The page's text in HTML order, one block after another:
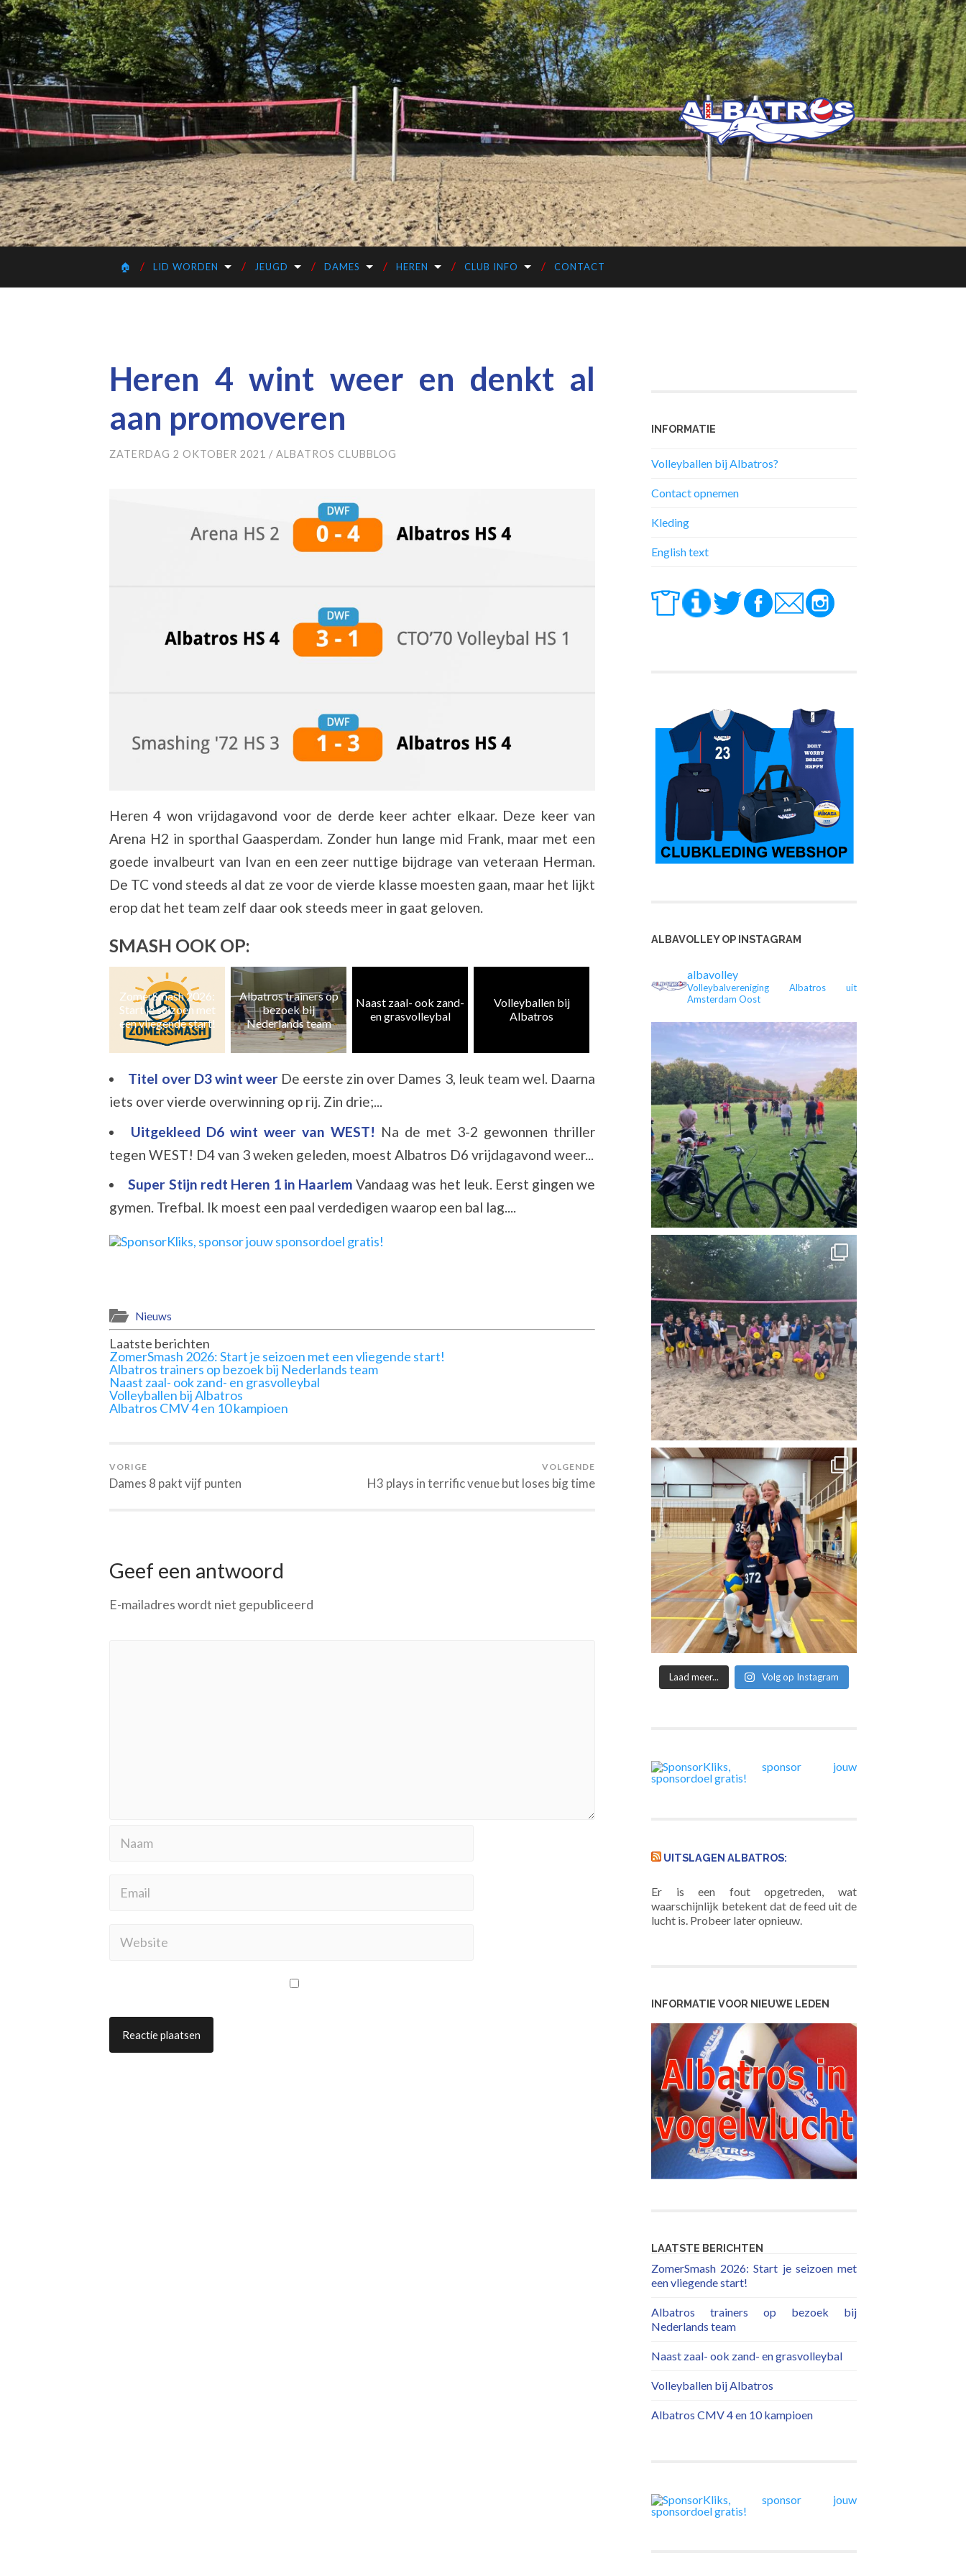
🏠 LID WORDEN JEUGD DAMES HEREN CLUB INFO CONTACT
Heren 4 wint weer en denkt al
aan promoveren
ZATERDAG 2 OKTOBER 2021 / ALBATROS CLUBBLOG
Heren 4 won vrijdagavond voor de derde keer achter elkaar. Deze keer van
Arena H2 in sporthal Gaasperdam. Zonder hun lange mid Frank, maar met een
goede invalbeurt van Ivan en een zeer nuttige bijdrage van veteraan Herman.
De TC vond steeds al dat ze voor de vierde klasse moesten gaan, maar het lijkt
erop dat het team zelf daar ook steeds meer in gaat geloven.
SMASH OOK OP:
Albatros trainers op
bezoek bij
Nederlands team
Naast zaal- ook zand-
en grasvolleybal
Volleyballen bij
Albatros
Albatros CMV 4 en
10 kampioen
Heren 5 kampioen en
klasse
Eveline stopt na 36
Heren 3 is kampioen,
Titel over D3 wint weer De eerste zin over Dames 3, leuk team wel. Daarna
iets over vierde overwinning op rij. Zin drie;...
Uitgekleed D6 wint weer van WEST! Na de met 3-2 gewonnen thriller
tegen WEST! D4 van 3 weken geleden, moest Albatros D6 vrijdagavond weer...
Super Stijn redt Heren 1 in HaarlemVandaag was het leuk. Eerst gingen we
gymen. Trefbal. Ik moest een paal verdedigen waarop een bal lag....
Nieuws
Laatste berichten
ZomerSmash 2026: Start je seizoen met een vliegende start!
Albatros trainers op bezoek bij Nederlands team
Naast zaal- ook zand- en grasvolleybal
Volleyballen bij Albatros
Albatros CMV 4 en 10 kampioen
VORIGE
Dames 8 pakt vijf punten
VOLGENDE
H3 plays in terrific venue but loses big time
Geef een antwoord
E-mailadres wordt niet gepubliceerd
INFORMATIE
Volleyballen bij Albatros?
Contact opnemen
Kleding
English text
ALBAVOLLEY OP INSTAGRAM
albavolley
Volleybalvereniging Albatros uit
Amsterdam Oost
Laad meer... Volg op Instagram
UITSLAGEN ALBATROS:
Er is een fout opgetreden, wat
waarschijnlijk betekent dat de feed uit de
lucht is. Probeer later opnieuw.
INFORMATIE VOOR NIEUWE LEDEN
LAATSTE BERICHTEN
ZomerSmash 2026: Start je seizoen met
een vliegende start!
Albatros trainers op bezoek bij
Nederlands team
Naast zaal- ook zand- en grasvolleybal
Volleyballen bij Albatros
Albatros CMV 4 en 10 kampioen